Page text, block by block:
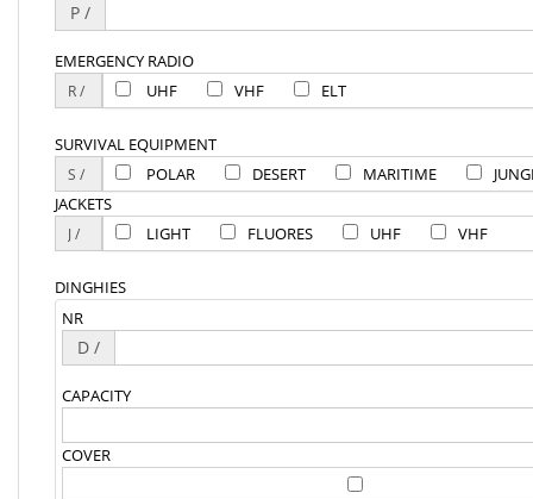
P /
EMERGENCY RADIO
UHF
VHF ELT
SURVIVAL EQUIPMENT
POLAR
DESERT MARITIME
JACKETS
LIGHT
FLUORES UHF VHF
DINGHIES
NR
D /
CAPACITY
COVER